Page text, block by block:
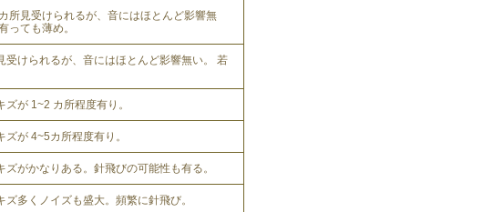
所見受けられるが、音にはほとんど影響無
っても薄め。
受けられるが、音にはほとんど影響無い。 若
が 1~2 カ所程度有り。
ズが 4~5カ所程度有り。
ズがかなりある。針飛びの可能性も有る。
ズ多くノイズも盛大。頻繁に針飛び。